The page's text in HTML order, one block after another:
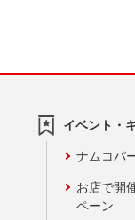
イベント・
ナムコパ
お店で開
ペーン